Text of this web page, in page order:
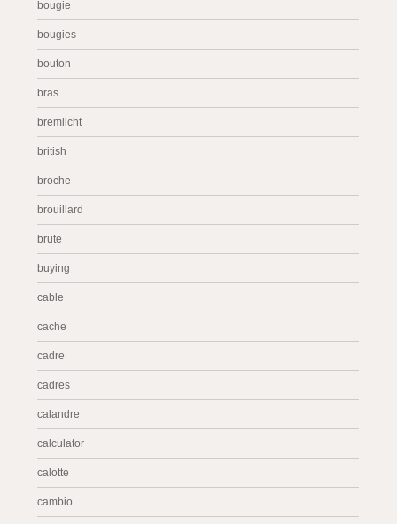
bougie
bougies
bouton
bras
bremlicht
british
broche
brouillard
brute
buying
cable
cache
cadre
cadres
calandre
calculator
calotte
cambio